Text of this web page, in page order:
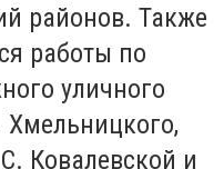
районов. Также
работы по
уличного
Ковалевской и